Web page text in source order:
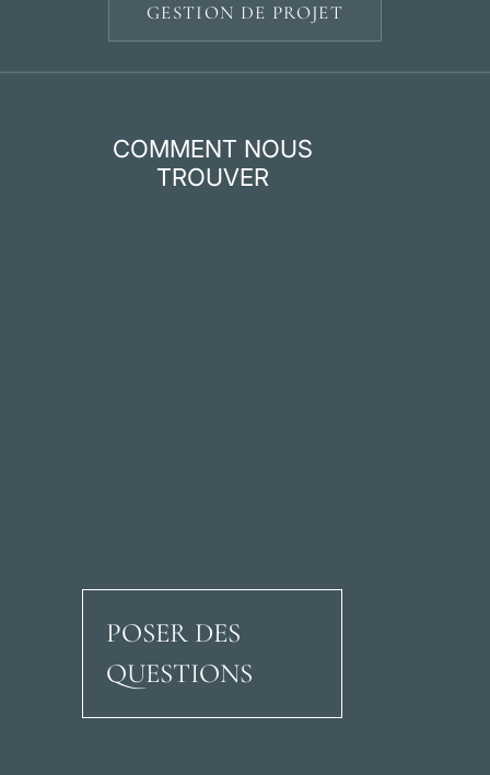
GESTION DE PROJET
COMMENT NOUS
TROUVER
Avenida Ricardo
POSER DES
QUESTIONS